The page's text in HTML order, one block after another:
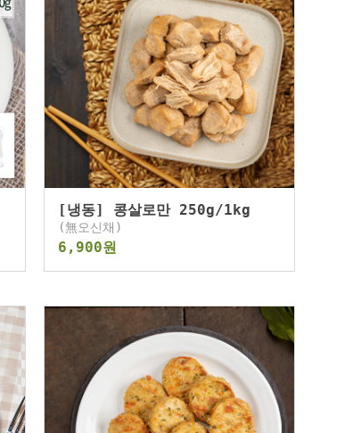
[냉동] 콩살로만 250g/1kg
(無오신채)
6,900원